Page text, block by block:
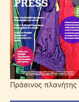
Πράσινος πλανήτης